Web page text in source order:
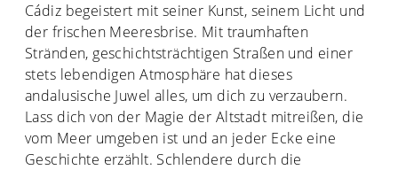
Cádiz begeistert mit seiner Kunst, seinem Licht und
der frischen Meeresbrise. Mit traumhaften
Stränden, geschichtsträchtigen Straßen und einer
stets lebendigen Atmosphäre hat dieses
andalusische Juwel alles, um dich zu verzaubern.
Lass dich von der Magie der Altstadt mitreißen, die
vom Meer umgeben ist und an jeder Ecke eine
Geschichte erzählt. Schlendere durch die